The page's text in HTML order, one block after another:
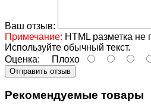
Ваш отзыв:
Примечание: HTML разметка не
Используйте обычный текст.
Оценка: Плохо
Отправить отзыв
Рекомендуемые товары